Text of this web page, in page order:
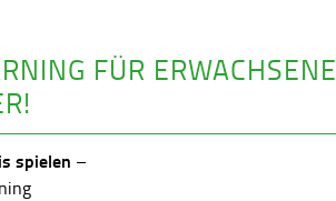
FÜR ERWACHSENE
spielen –